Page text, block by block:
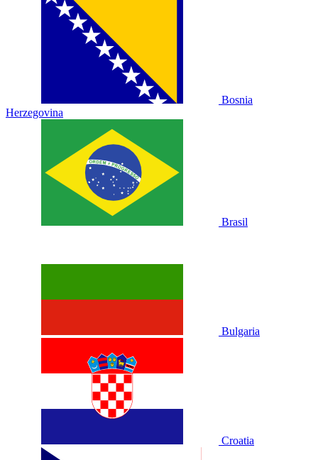
Bosnia
Herzegovina
Brasil
Bulgaria
Croatia